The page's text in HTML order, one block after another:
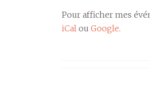
Pour afficher mes
iCal ou Google.